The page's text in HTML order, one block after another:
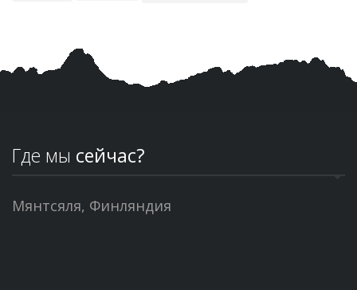
Где мы сейчас?
Мянтсяля, Финляндия